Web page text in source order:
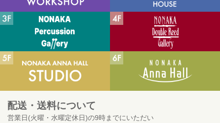
配送・送料について
営業日(火曜・水曜定休日)の9時までにいただい